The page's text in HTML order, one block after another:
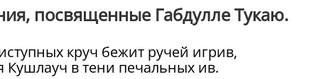
посвященные Габдулле Тукаю.
круч бежит ручей игрив,
Кушлауч в тени печальных ив.